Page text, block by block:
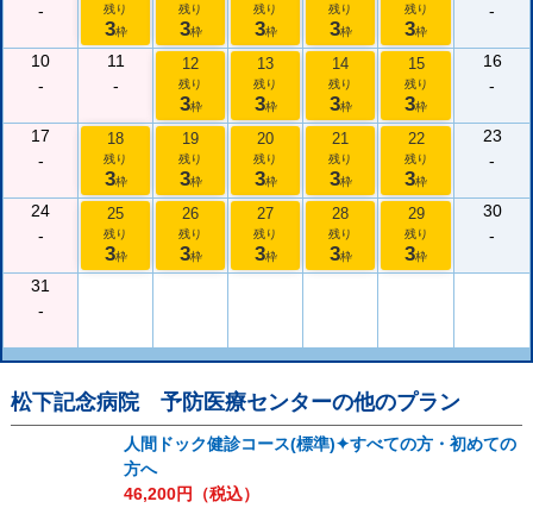
-
残り
3枠
残り
3枠
残り
3枠
残り
3枠
残り
3枠
-
10
-
11
-
12
残り
3枠
13
残り
3枠
14
残り
3枠
15
残り
3枠
16
-
17
-
18
残り
3枠
19
残り
3枠
20
残り
3枠
21
残り
3枠
22
残り
3枠
23
-
24
-
25
残り
3枠
26
残り
3枠
27
残り
3枠
28
残り
3枠
29
残り
3枠
30
-
31
-
松下記念病院 予防医療センターの他のプラン
人間ドック健診コース(標準)✦すべての方・初めての
方へ
46,200円（税込）